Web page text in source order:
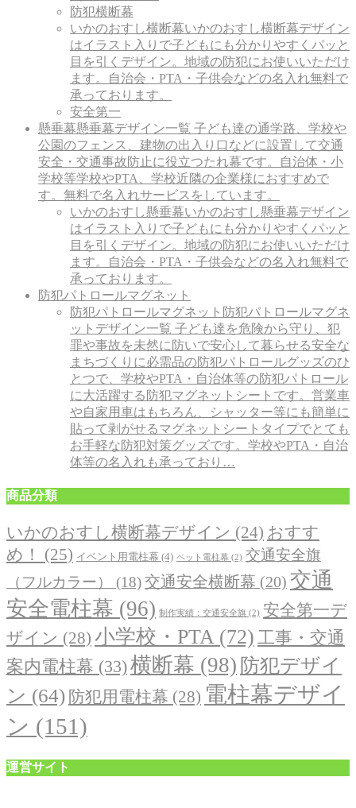
防犯横断幕
いかのおすし横断幕いかのおすし横断幕デザイン
はイラスト入りで子どもにも分かりやすくパッと
目を引くデザイン。地域の防犯にお使いいただけ
ます。自治会・PTA・子供会などの名入れ無料で
承っております。
安全第一
懸垂幕懸垂幕デザイン一覧 子ども達の通学路、学校や
公園のフェンス、建物の出入り口などに設置して交通
安全・交通事故防止に役立つたれ幕です。自治体・小
学校等学校やPTA、学校近隣の企業様におすすめで
す。無料で名入れサービスをしています。
いかのおすし懸垂幕いかのおすし懸垂幕デザイン
はイラスト入りで子どもにも分かりやすくパッと
目を引くデザイン。地域の防犯にお使いいただけ
ます。自治会・PTA・子供会などの名入れ無料で
承っております。
防犯パトロールマグネット
防犯パトロールマグネット 防犯パトロールマグネ
ットデザイン一覧 子ども達を危険から守り、犯
罪や事故を未然に防いで安心して暮らせる安全な
まちづくりに必需品の防犯パトロールグッズのひ
とつで、学校やPTA・自治体等の防犯パトロール
に大活躍する防犯マグネットシートです。営業車
や自家用車はもちろん、シャッター等にも簡単に
貼って剥がせるマグネットシートタイプでとても
お手軽な防犯対策グッズです。学校やPTA・自治
体等の名入れも承っており…
商品分類
いかのおすし横断幕デザイン (24) おすす
め！
(25) イベント用電柱幕 (4) ペット電柱幕 (2) 交通安全旗
（フルカラー）
(18)交通安全横断幕 (20) 交通
安全電柱幕 (96) 制作実績：交通安全旗 (2) 安全第一デ
ザイン (28) 小学校・PTA(72) 工事・交通
案内電柱幕 (33)横断幕 (98) 防犯デザイ
ン (64) 防犯用電柱幕 (28) 電柱幕デザイ
ン (151)
運営サイト